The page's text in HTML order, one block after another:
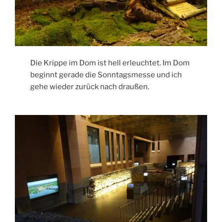
Die Krippe im Dom ist hell erleuchtet. Im Dom
beginnt gerade die Sonntagsmesse und ich
gehe wieder zurück nach draußen.